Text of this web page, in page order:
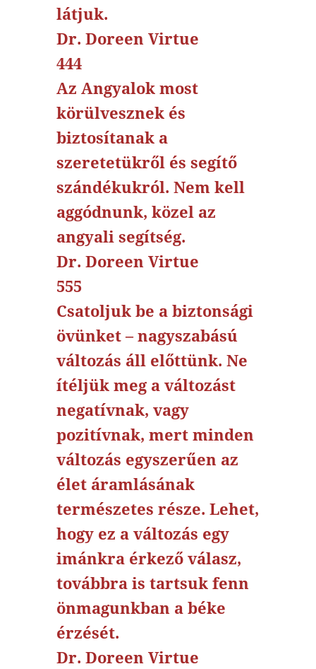
látjuk.
Dr. Doreen Virtue
444
Az Angyalok most
körülvesznek és
biztosítanak a
szeretetükről és segítő
szándékukról. Nem kell
aggódnunk, közel az
angyali segítség.
Dr. Doreen Virtue
555
Csatoljuk be a biztonsági
övünket – nagyszabású
változás áll előttünk. Ne
ítéljük meg a változást
negatívnak, vagy
pozitívnak, mert minden
változás egyszerűen az
élet áramlásának
természetes része. Lehet,
hogy ez a változás egy
imánkra érkező válasz,
továbbra is tartsuk fenn
önmagunkban a béke
érzését.
Dr. Doreen Virtue